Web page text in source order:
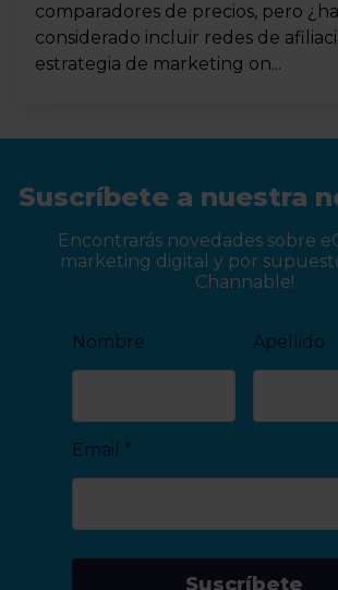
comparadores de precios, pero
considerado incluir redes de
estrategia de marketing on...
Suscríbete a nuestra
Encontrarás novedades sobre
marketing digital y por
Channable!
Nombre Apellido
Email *
Suscríbete